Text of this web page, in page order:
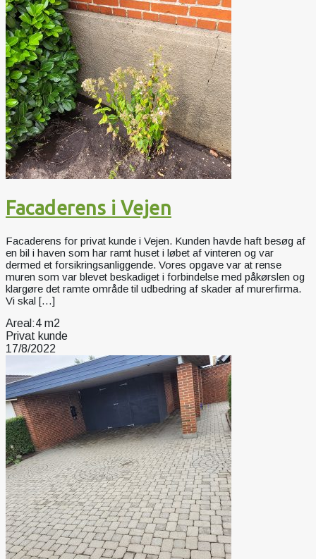
Facaderens i Vejen
Facaderens for privat kunde i Vejen. Kunden havde haft besøg af
en bil i haven som har ramt huset i løbet af vinteren og var
dermed et forsikringsanliggende. Vores opgave var at rense
muren som var blevet beskadiget i forbindelse med påkørslen og
klargøre det ramte område til udbedring af skader af murerfirma.
Vi skal […]
Areal:4 m2
Privat kunde
17/8/2022